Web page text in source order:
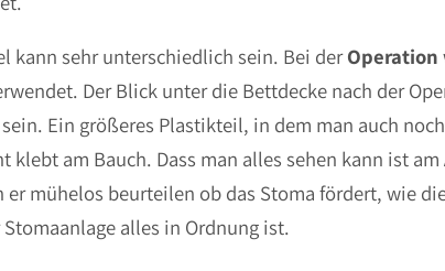
kann sehr unterschiedlich sein. Bei derOperation
Der Blick unter die Bettdecke nach der
Ein größeres Plastikteil, in dem man auch
klebt am Bauch. Dass man alles sehen kann ist am
er mühelos beurteilen ob das Stoma fördert, wie
alles in Ordnung ist.